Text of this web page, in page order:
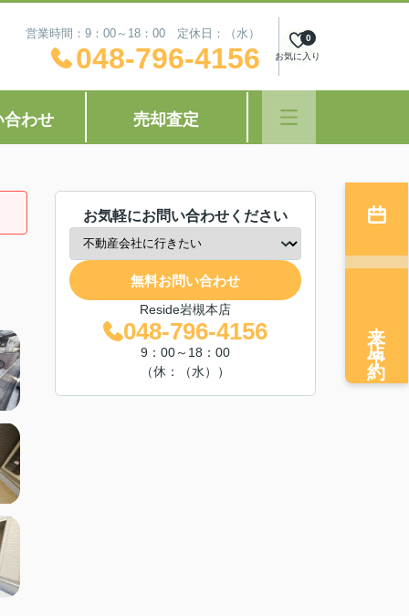
営業時間：9：00～18：00 定休日：（水）
048-796-4156 お気に入り
0
合わせ 売却査定
お気軽にお問い合わせください
無料お問い合わせ
Reside岩槻本店
048-796-4156
9：00～18：00
（休：（水））
来店予約